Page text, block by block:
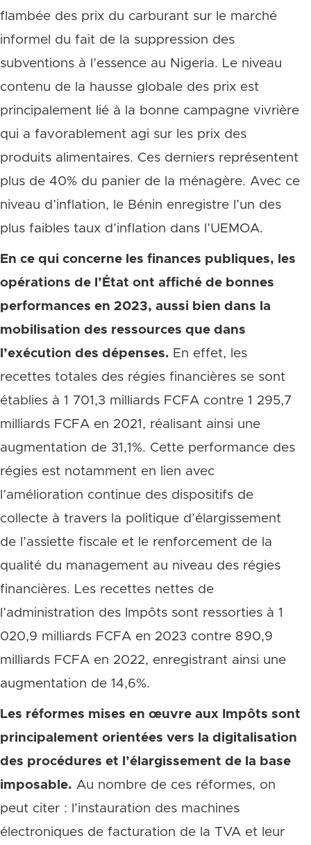
flambée des prix du carburant sur le marché
informel du fait de la suppression des
subventions à l’essence au Nigeria. Le niveau
contenu de la hausse globale des prix est
principalement lié à la bonne campagne vivrière
qui a favorablement agi sur les prix des
produits alimentaires. Ces derniers représentent
plus de 40% du panier de la ménagère. Avec ce
niveau d’inflation, le Bénin enregistre l’un des
plus faibles taux d’inflation dans l’UEMOA.
En ce qui concerne les finances publiques, les
opérations de l’État ont affiché de bonnes
performances en 2023, aussi bien dans la
mobilisation des ressources que dans
l’exécution des dépenses. En effet, les
recettes totales des régies financières se sont
établies à 1 701,3 milliards FCFA contre 1 295,7
milliards FCFA en 2021, réalisant ainsi une
augmentation de 31,1%. Cette performance des
régies est notamment en lien avec
l’amélioration continue des dispositifs de
collecte à travers la politique d’élargissement
de l’assiette fiscale et le renforcement de la
qualité du management au niveau des régies
financières. Les recettes nettes de
l’administration des Impôts sont ressorties à 1
020,9 milliards FCFA en 2023 contre 890,9
milliards FCFA en 2022, enregistrant ainsi une
augmentation de 14,6%.
Les réformes mises en œuvre aux Impôts sont
principalement orientées vers la digitalisation
des procédures et l’élargissement de la base
imposable. Au nombre de ces réformes, on
peut citer : l’instauration des machines
électroniques de facturation de la TVA et leur